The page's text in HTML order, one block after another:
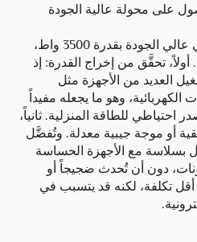
على محولة عالية الجودة
عند البحث عن عاكس كهربائي عالي الجودة بقدرة 3500 واط،
تحقَّق من إخراج القدرة: إذ
واط تشغيل العديد من الأجهزة مثل
الكهربائية، وهو ما يجعله مفيداً
احتياطي للطاقة المنزلية. ثانياً،
أو موجة جيبية معدلة. وتُفضَّل
بسلاسة مع الأجهزة الحساسة
دون أن تُحدث ضجيجاً أو
تكلفة، لكنه قد يتسبب في